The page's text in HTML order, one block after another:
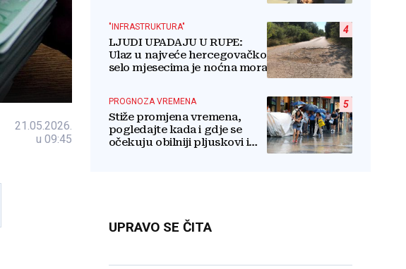
21.05.2026.
u 09:45
4
"INFRASTRUKTURA"
LJUDI UPADAJU U RUPE:
Ulaz u najveće hercegovačko
selo mjesecima je noćna mora
5
PROGNOZA VREMENA
Stiže promjena vremena,
pogledajte kada i gdje se
očekuju obilniji pljuskovi i
UPRAVO SE ČITA